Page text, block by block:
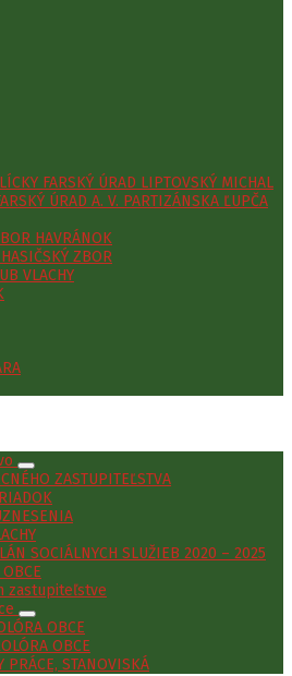
FARSKÝ ÚRAD LIPTOVSKÝ MICHAL
ÚRAD A. V. PARTIZÁNSKA ĽUPČA
HAVRÁNOK
ZBOR
VLACHY
ZASTUPITEĽSTVA
SOCIÁLNYCH SLUŽIEB 2020 – 2025
zastupiteľstve
OBCE
OBCE
PRÁCE, STANOVISKÁ